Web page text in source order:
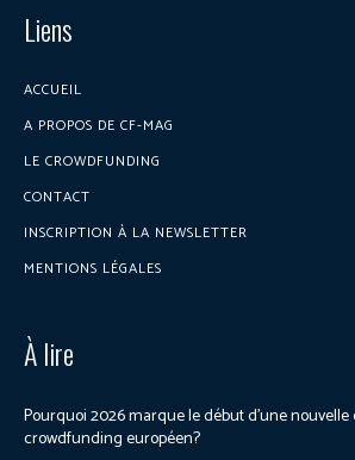
Liens
ACCUEIL
A PROPOS DE CF-MAG
LE CROWDFUNDING
CONTACT
INSCRIPTION À LA NEWSLETTER
MENTIONS LÉGALES
À lire
Pourquoi 2026 marque le début d’une nouvelle
crowdfunding européen?